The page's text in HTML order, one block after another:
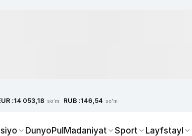
:14 053,18 so'm RUB :146,54 so'm
DunyoPulMadaniyat Sport Layfstayl